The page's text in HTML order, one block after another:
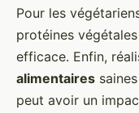
Pour les
protéines
efficace. Enfin,
alimentaires
peut avoir un